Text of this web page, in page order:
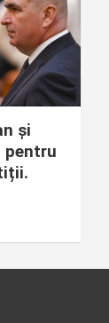
și
pentru